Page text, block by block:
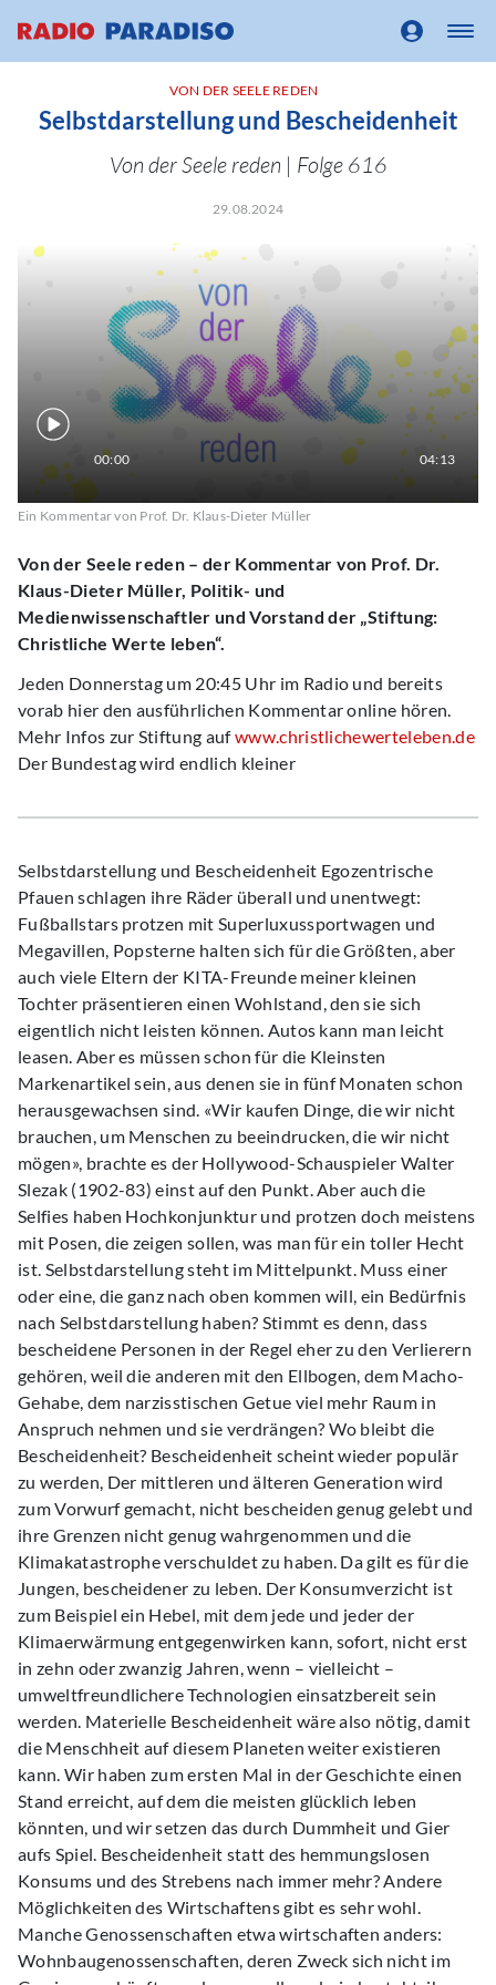
00:00 04:13
Ein Kommentar von Prof. Dr. Klaus-Dieter Müller
VON DER SEELE REDEN
Selbstdarstellung und Bescheidenheit
Von der Seele reden | Folge 616
29.08.2024
Von der Seele reden – der Kommentar von Prof. Dr.
Klaus-Dieter Müller, Politik- und
Medienwissenschaftler und Vorstand der „Stiftung:
Christliche Werte leben“.
Jeden Donnerstag um 20:45 Uhr im Radio und bereits
vorab hier den ausführlichen Kommentar online hören.
Mehr Infos zur Stiftung aufwww.christlichewerteleben.de
Der Bundestag wird endlich kleiner
Selbstdarstellung und Bescheidenheit Egozentrische
Pfauen schlagen ihre Räder überall und unentwegt:
Fußballstars protzen mit Superluxussportwagen und
Megavillen, Popsterne halten sich für die Größten, aber
auch viele Eltern der KITA-Freunde meiner kleinen
Tochter präsentieren einen Wohlstand, den sie sich
eigentlich nicht leisten können. Autos kann man leicht
leasen. Aber es müssen schon für die Kleinsten
Markenartikel sein, aus denen sie in fünf Monaten schon
herausgewachsen sind. «Wir kaufen Dinge, die wir nicht
brauchen, um Menschen zu beeindrucken, die wir nicht
mögen», brachte es der Hollywood-Schauspieler Walter
Slezak (1902-83) einst auf den Punkt. Aber auch die
Selfies haben Hochkonjunktur und protzen doch meistens
mit Posen, die zeigen sollen, was man für ein toller Hecht
ist. Selbstdarstellung steht im Mittelpunkt. Muss einer
oder eine, die ganz nach oben kommen will, ein Bedürfnis
nach Selbstdarstellung haben? Stimmt es denn, dass
bescheidene Personen in der Regel eher zu den Verlierern
gehören, weil die anderen mit den Ellbogen, dem Macho-
Gehabe, dem narzisstischen Getue viel mehr Raum in
Anspruch nehmen und sie verdrängen? Wo bleibt die
Bescheidenheit? Bescheidenheit scheint wieder populär
zu werden, Der mittleren und älteren Generation wird
zum Vorwurf gemacht, nicht bescheiden genug gelebt und
ihre Grenzen nicht genug wahrgenommen und die
Klimakatastrophe verschuldet zu haben. Da gilt es für die
Jungen, bescheidener zu leben. Der Konsumverzicht ist
zum Beispiel ein Hebel, mit dem jede und jeder der
Klimaerwärmung entgegenwirken kann, sofort, nicht erst
in zehn oder zwanzig Jahren, wenn – vielleicht –
umweltfreundlichere Technologien einsatzbereit sein
werden. Materielle Bescheidenheit wäre also nötig, damit
die Menschheit auf diesem Planeten weiter existieren
kann. Wir haben zum ersten Mal in der Geschichte einen
Stand erreicht, auf dem die meisten glücklich leben
könnten, und wir setzen das durch Dummheit und Gier
aufs Spiel. Bescheidenheit statt des hemmungslosen
Konsums und des Strebens nach immer mehr? Andere
Möglichkeiten des Wirtschaftens gibt es sehr wohl.
Manche Genossenschaften etwa wirtschaften anders:
Wohnbaugenossenschaften, deren Zweck sich nicht im